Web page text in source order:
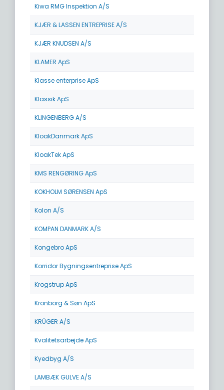
Kiwa RMG Inspektion A/S
KJÆR & LASSEN ENTREPRISE A/S
KJÆR KNUDSEN A/S
KLAMER ApS
Klasse enterprise ApS
Klassik ApS
KLINGENBERG A/S
KloakDanmark ApS
KloakTek ApS
KMS RENGØRING ApS
KOKHOLM SØRENSEN ApS
Kolon A/S
KOMPAN DANMARK A/S
Kongebro ApS
Korridor Bygningsentreprise ApS
Krogstrup ApS
Kronborg & Søn ApS
KRÜGER A/S
Kvalitetsarbejde ApS
Kyedbyg A/S
LAMBÆK GULVE A/S